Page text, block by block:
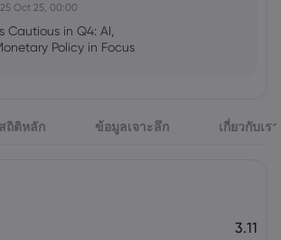
Oct 25, 00:00
Cautious in Q4: AI,
Policy in Focus
Shutdown Threatens
Data Release
Russia Sanctions Unite
สถิติหลัก ข้อมูลเจาะลึก เกี่ยวกับเรา
3.11